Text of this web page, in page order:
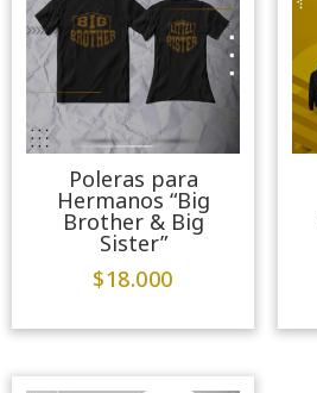
Poleras para
Hermanos “Big
Brother & Big
Sister”
$18.000